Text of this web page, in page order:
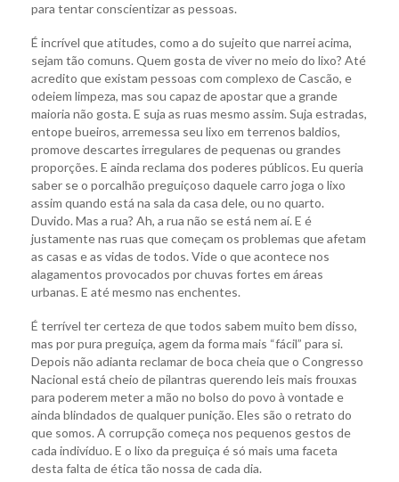
para tentar conscientizar as pessoas.
É incrível que atitudes, como a do sujeito que narrei acima,
sejam tão comuns. Quem gosta de viver no meio do lixo? Até
acredito que existam pessoas com complexo de Cascão, e
odeiem limpeza, mas sou capaz de apostar que a grande
maioria não gosta. E suja as ruas mesmo assim. Suja estradas,
entope bueiros, arremessa seu lixo em terrenos baldios,
promove descartes irregulares de pequenas ou grandes
proporções. E ainda reclama dos poderes públicos. Eu queria
saber se o porcalhão preguiçoso daquele carro joga o lixo
assim quando está na sala da casa dele, ou no quarto.
Duvido. Mas a rua? Ah, a rua não se está nem aí. E é
justamente nas ruas que começam os problemas que afetam
as casas e as vidas de todos. Vide o que acontece nos
alagamentos provocados por chuvas fortes em áreas
urbanas. E até mesmo nas enchentes.
É terrível ter certeza de que todos sabem muito bem disso,
mas por pura preguiça, agem da forma mais “fácil” para si.
Depois não adianta reclamar de boca cheia que o Congresso
Nacional está cheio de pilantras querendo leis mais frouxas
para poderem meter a mão no bolso do povo à vontade e
ainda blindados de qualquer punição. Eles são o retrato do
que somos. A corrupção começa nos pequenos gestos de
cada indivíduo. E o lixo da preguiça é só mais uma faceta
desta falta de ética tão nossa de cada dia.